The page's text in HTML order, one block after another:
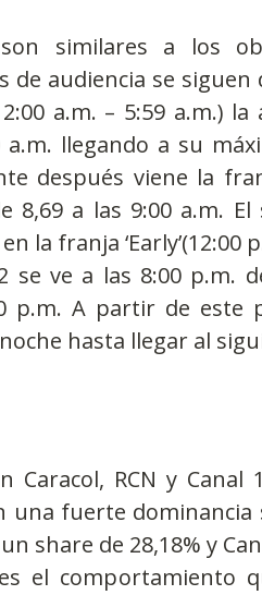
similares a los
de audiencia se siguen
a.m. – 5:59 a.m.) la
llegando a su
después viene la
8,69 a las 9:00 a.m. El
la franja ‘Early’(12:00
se ve a las 8:00 p.m.
p.m. A partir de este
RCN y Canal
una fuerte dominancia
share de 28,18% y
el comportamiento